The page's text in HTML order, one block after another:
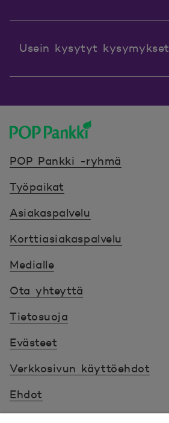
Usein kysytyt kysymykset
POP Pankki -ryhmä
Työpaikat
Asiakaspalvelu
Korttiasiakaspalvelu
Medialle
Ota yhteyttä
Tietosuoja
Evästeet
Verkkosivun käyttöehdot
Ehdot